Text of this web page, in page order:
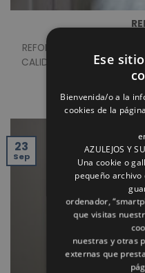
REFORMA REALIZADA EN
CALIDAD, ENCIMERA DE
23
Sep
Ese
Bienvenida/o a la
cookies de la
AZULEJOS Y
Una cookie o
pequeño
ordenador,
que visitas
nuestras y otras
externas que